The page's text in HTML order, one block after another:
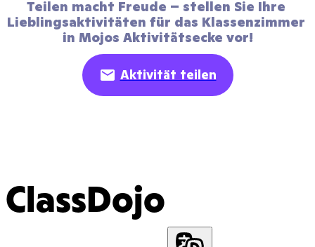
Teilen macht Freude – stellen Sie Ihre
Lieblingsaktivitäten für das Klassenzimmer
in Mojos Aktivitätsecke vor!
Aktivität teilen
ClassDojo